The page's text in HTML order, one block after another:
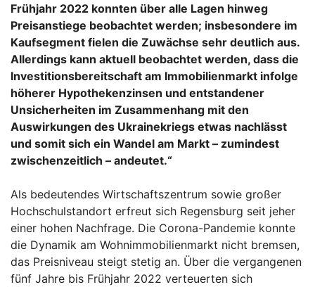
Frühjahr 2022 konnten über alle Lagen hinweg
Preisanstiege beobachtet werden; insbesondere im
Kaufsegment fielen die Zuwächse sehr deutlich aus.
Allerdings kann aktuell beobachtet werden, dass die
Investitionsbereitschaft am Immobilienmarkt infolge
höherer Hypothekenzinsen und entstandener
Unsicherheiten im Zusammenhang mit den
Auswirkungen des Ukrainekriegs etwas nachlässt
und somit sich ein Wandel am Markt – zumindest
zwischenzeitlich – andeutet.“
Als bedeutendes Wirtschaftszentrum sowie großer
Hochschulstandort erfreut sich Regensburg seit jeher
einer hohen Nachfrage. Die Corona-Pandemie konnte
die Dynamik am Wohnimmobilienmarkt nicht bremsen,
das Preisniveau steigt stetig an. Über die vergangenen
fünf Jahre bis Frühjahr 2022 verteuerten sich